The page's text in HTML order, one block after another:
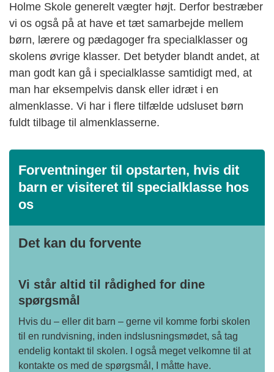
Holme Skole generelt vægter højt. Derfor bestræber
vi os også på at have et tæt samarbejde mellem
børn, lærere og pædagoger fra specialklasser og
skolens øvrige klasser. Det betyder blandt andet, at
man godt kan gå i specialklasse samtidigt med, at
man har eksempelvis dansk eller idræt i en
almenklasse. Vi har i flere tilfælde udsluset børn
fuldt tilbage til almenklasserne.
Forventninger til opstarten, hvis dit
barn er visiteret til specialklasse hos
os
Det kan du forvente
Vi står altid til rådighed for dine
spørgsmål
Hvis du – eller dit barn – gerne vil komme forbi skolen
til en rundvisning, inden indslusningsmødet, så tag
endelig kontakt til skolen. I også meget velkomne til at
kontakte os med de spørgsmål, I måtte have.